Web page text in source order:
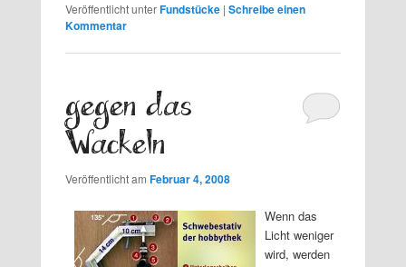
Veröffentlicht unterFundstücke |Schreibe einen
Kommentar
gegen das
Wackeln
Veröffentlicht amFebruar 4, 2008
Wenn das
Licht weniger
wird, werden